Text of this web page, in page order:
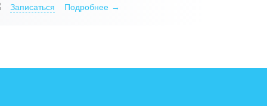
Записаться Подробнее